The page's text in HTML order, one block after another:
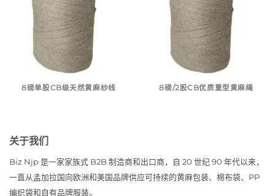
8磅单股CB级天然黄麻纱线 8磅/2股CB优质重型黄麻绳
关于我们
Biz Njp 是一家家族式 B2B 制造商和出口商，自 20 世纪 90 年代以来，
一直从孟加拉国向欧洲和美国品牌供应可持续的黄麻包装、棉布袋、PP
编织袋和自有品牌服装。